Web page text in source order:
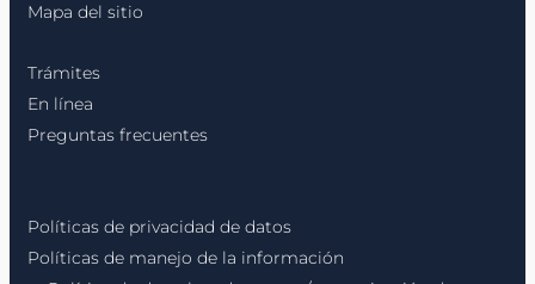
Mapa del sitio
Trámites
En línea
Preguntas frecuentes
Políticas de privacidad de datos
Políticas de manejo de la información